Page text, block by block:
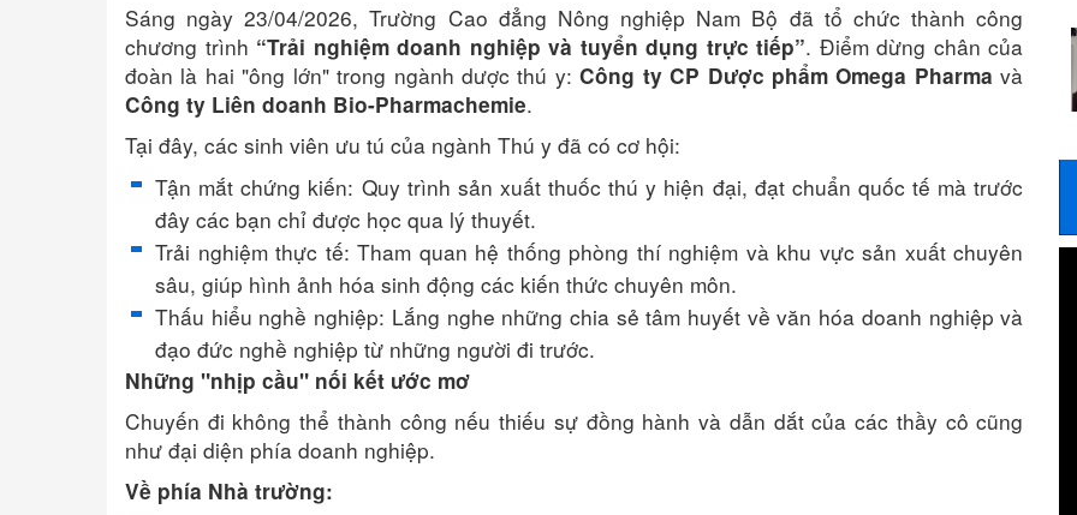
Sáng ngày 23/04/2026, Trường Cao đẳng Nông nghiệp Nam Bộ đã tổ chức thành công
chương trình “Trải nghiệm doanh nghiệp và tuyển dụng trực tiếp”. Điểm dừng chân của
đoàn là hai "ông lớn" trong ngành dược thú y:Công ty CP Dược phẩm Omega Pharma và
Công ty Liên doanh Bio-Pharmachemie.
Tại đây, các sinh viên ưu tú của ngành Thú y đã có cơ hội:
Tận mắt chứng kiến: Quy trình sản xuất thuốc thú y hiện đại, đạt chuẩn quốc tế mà trước
đây các bạn chỉ được học qua lý thuyết.
Trải nghiệm thực tế: Tham quan hệ thống phòng thí nghiệm và khu vực sản xuất chuyên
sâu, giúp hình ảnh hóa sinh động các kiến thức chuyên môn.
Thấu hiểu nghề nghiệp: Lắng nghe những chia sẻ tâm huyết về văn hóa doanh nghiệp và
đạo đức nghề nghiệp từ những người đi trước.
Những "nhịp cầu" nối kết ước mơ
Chuyến đi không thể thành công nếu thiếu sự đồng hành và dẫn dắt của các thầy cô cũng
như đại diện phía doanh nghiệp.
Về phía Nhà trường: